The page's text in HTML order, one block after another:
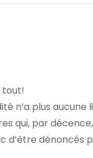
tout!
n’a plus aucune
qui, par décence,
d’être dénoncés